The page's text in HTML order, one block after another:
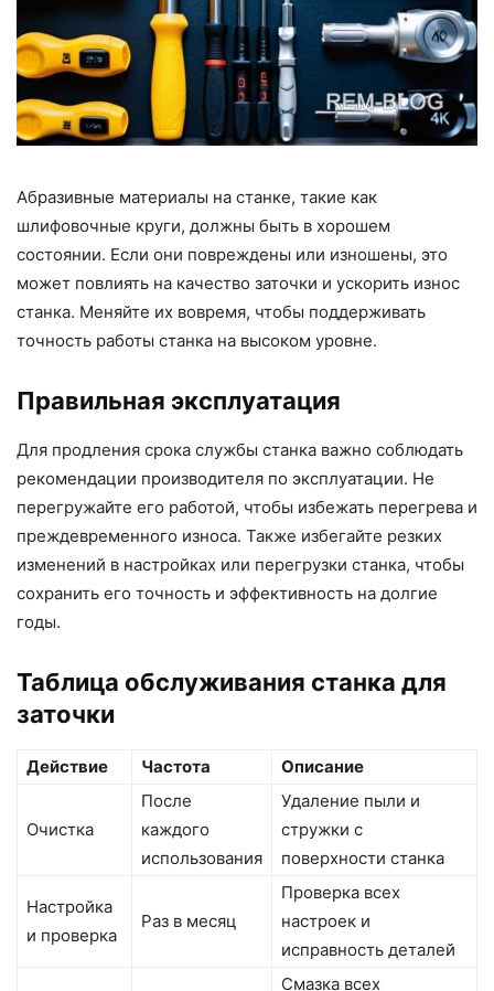
Абразивные материалы на станке, такие как
шлифовочные круги, должны быть в хорошем
состоянии. Если они повреждены или изношены, это
может повлиять на качество заточки и ускорить износ
станка. Меняйте их вовремя, чтобы поддерживать
точность работы станка на высоком уровне.
Правильная эксплуатация
Для продления срока службы станка важно соблюдать
рекомендации производителя по эксплуатации. Не
перегружайте его работой, чтобы избежать перегрева и
преждевременного износа. Также избегайте резких
изменений в настройках или перегрузки станка, чтобы
сохранить его точность и эффективность на долгие
годы.
Таблица обслуживания станка для
заточки
Действие Частота Описание
Очистка
После
каждого
использования
Удаление пыли и
стружки с
поверхности станка
Настройка
и проверка
Раз в месяц
Проверка всех
настроек и
исправность деталей
Смазка всех